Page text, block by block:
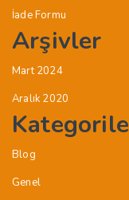
İade Formu
Arşivler
Mart 2024
Aralık 2020
Blog
Genel